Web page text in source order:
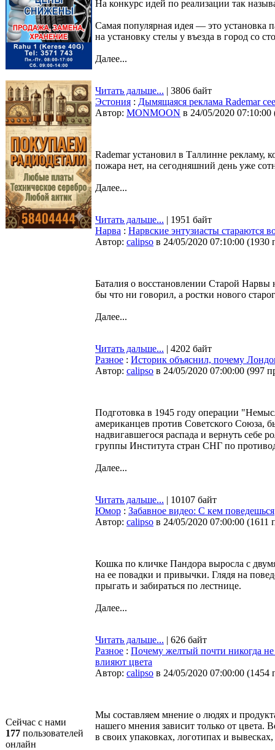
Сейчас с нами
177 пользователей
онлайн
На конкурс идей по реализации так
Самая популярная идея — это установка
на установку стелы у въезда в город со
Далее...
Читать дальше... | 3806 байт
Эстония : Дымящаяся реклама Rademar
Автор: MONMOON в 24/05/2020 07:10:00
Rademar установил в Таллинне рекламу,
пожара нет, на сегодняшний день уже
Далее...
Читать дальше... | 1951 байт
Нарва : Нарвские энтузиасты стараются
Автор: calipso в 24/05/2020 07:10:00 (1930
Баталия о восстановлении Старой Нарвы
бы что ни говорил, а ростки нового
Далее...
Читать дальше... | 4202 байт
Разное : Историк объяснил, почему
Автор: calipso в 24/05/2020 07:00:00 (997
Подготовка в 1945 году операции
американцев против Советского Союза,
надвигавшегося распада и вернуть себе
группы Института стран СНГ по
Далее...
Читать дальше... | 10107 байт
Юмор : Забавное видео: С кем поведешься
Автор: calipso в 24/05/2020 07:00:00 (1611
Кошка по кличке Пандора выросла с
на ее повадки и привычки. Глядя на
прыгать и забираться по лестнице.
Далее...
Читать дальше... | 626 байт
Разное : Почему желтый почти никогда не
влияют цвета
Автор: calipso в 24/05/2020 07:00:00 (1454
Мы составляем мнение о людях и
нашего мнения зависит только от цвета.
в своих упаковках, логотипах и